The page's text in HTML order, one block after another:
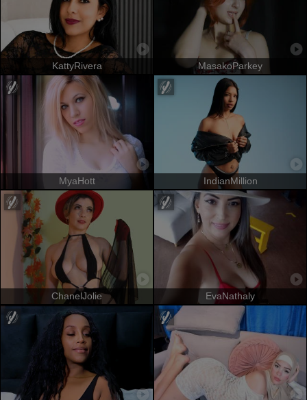
KattyRivera MasakoParkey
MyaHott IndianMillion
ChanelJolie EvaNathaly